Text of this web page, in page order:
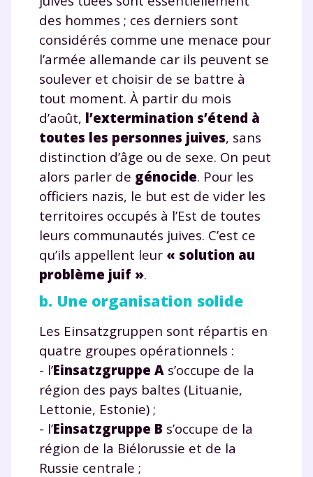
des hommes ; ces derniers sont
considérés comme une menace pour
l’armée allemande car ils peuvent se
soulever et choisir de se battre à
tout moment. À partir du mois
d’août, l’extermination s’étend à
toutes les personnes juives, sans
distinction d’âge ou de sexe. On peut
alors parler de génocide. Pour les
officiers nazis, le but est de vider les
territoires occupés à l’Est de toutes
leurs communautés juives. C’est ce
qu’ils appellent leur « solution au
problème juif ».
b. Une organisation solide
Les Einsatzgruppen sont répartis en
quatre groupes opérationnels :
- l’Einsatzgruppe A s’occupe de la
région des pays baltes (Lituanie,
Lettonie, Estonie) ;
- l’Einsatzgruppe B s’occupe de la
région de la Biélorussie et de la
Russie centrale ;